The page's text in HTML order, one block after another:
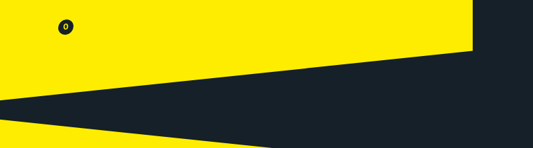
😒 0 😂